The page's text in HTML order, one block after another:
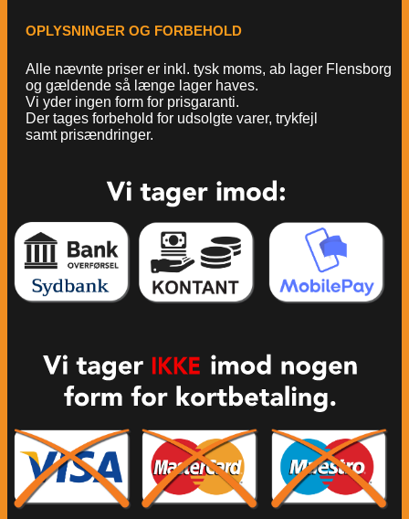
OPLYSNINGER OG FORBEHOLD
Alle nævnte priser er inkl. tysk moms, ab lager Flensborg
og gældende så længe lager haves.
Vi yder ingen form for prisgaranti.
Der tages forbehold for udsolgte varer, trykfejl
samt prisændringer.